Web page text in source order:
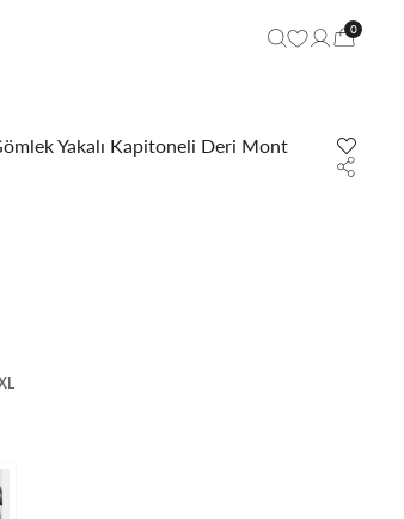
0
Yakalı Kapitoneli Deri Mont